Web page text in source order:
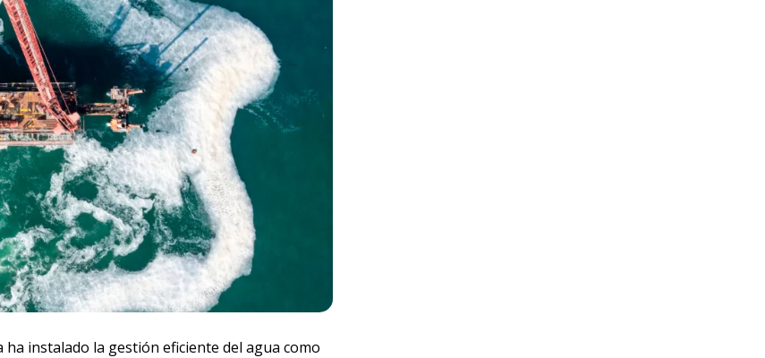
instalado la gestión eficiente del agua como